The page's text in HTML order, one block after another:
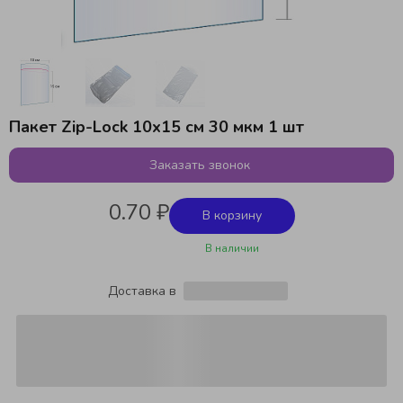
Пакет Zip-Lock 10x15 см 30 мкм 1 шт
Заказать звонок
0.70 ₽ В корзину
В наличии
Доставка в